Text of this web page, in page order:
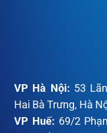
VP Hà Nội: 53
Hai Bà Trưng, Hà
VP Huế: 69/2